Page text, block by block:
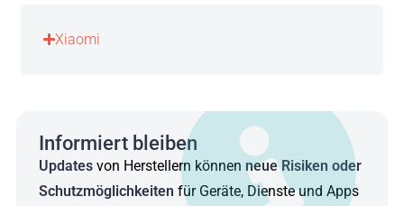
Xiaomi
Informiert bleiben
Updates von Herstellern können neue Risiken oder
Schutzmöglichkeiten für Geräte, Dienste und Apps